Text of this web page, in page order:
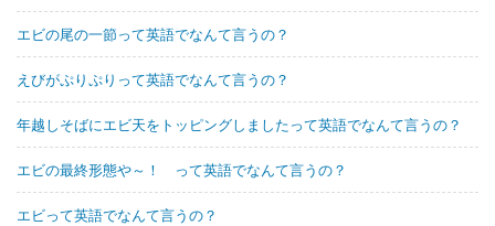
エビの尾の一節って英語でなんて言うの？
えびがぷりぷりって英語でなんて言うの？
年越しそばにエビ天をトッピングしましたって英語でなんて言うの？
エビの最終形態や～！ って英語でなんて言うの？
エビって英語でなんて言うの？